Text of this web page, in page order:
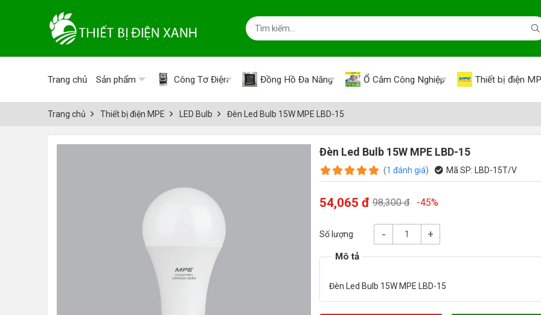
Trang chủ Sản phẩm Công Tơ Điện Đồng Hồ Đa Năng Ổ Cắm Công Nghiệp Thiết bị điện
Trang chủ Thiết bị điện MPE LED Bulb Đèn Led Bulb 15W MPE LBD-15
Đèn Led Bulb 15W MPE LBD-15
(1 đánh giá) Mã SP: LBD-15T/V
54,065 đ 98,300 đ -45%
Số lượng - +